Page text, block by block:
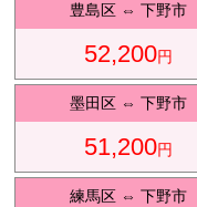
豊島区 ⇔下野市
52,200円
墨田区 ⇔下野市
51,200円
練馬区 ⇔下野市